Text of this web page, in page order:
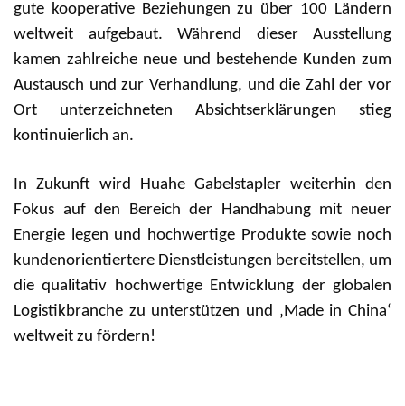
gute kooperative Beziehungen zu über 100 Ländern
weltweit aufgebaut. Während dieser Ausstellung
kamen zahlreiche neue und bestehende Kunden zum
Austausch und zur Verhandlung, und die Zahl der vor
Ort unterzeichneten Absichtserklärungen stieg
kontinuierlich an.
In Zukunft wird Huahe Gabelstapler weiterhin den
Fokus auf den Bereich der Handhabung mit neuer
Energie legen und hochwertige Produkte sowie noch
kundenorientiertere Dienstleistungen bereitstellen, um
die qualitativ hochwertige Entwicklung der globalen
Logistikbranche zu unterstützen und ‚Made in China‘
weltweit zu fördern!